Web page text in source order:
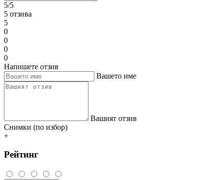
5/5
5 отзива
5
0
0
0
0
Напишете отзив
Вашето име
Вашият отзив
Снимки (по избор)
+
Рейтинг